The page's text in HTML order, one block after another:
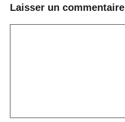
Laisser un commentaire